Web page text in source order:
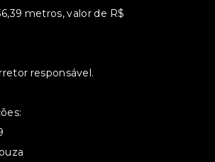
metros, valor de R$
responsável.